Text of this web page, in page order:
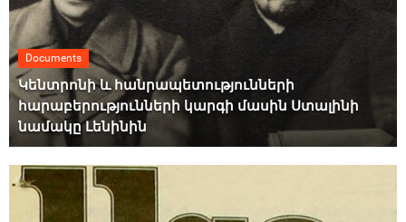
Documents
Կենտրոնի և հանրապետությունների
հարաբերությունների կարգի մասին Ստալինի
նամակը Լենինին